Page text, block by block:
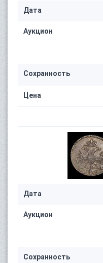
Дата
Аукцион
Сохранность
Цена
Дата
Аукцион
Сохранность